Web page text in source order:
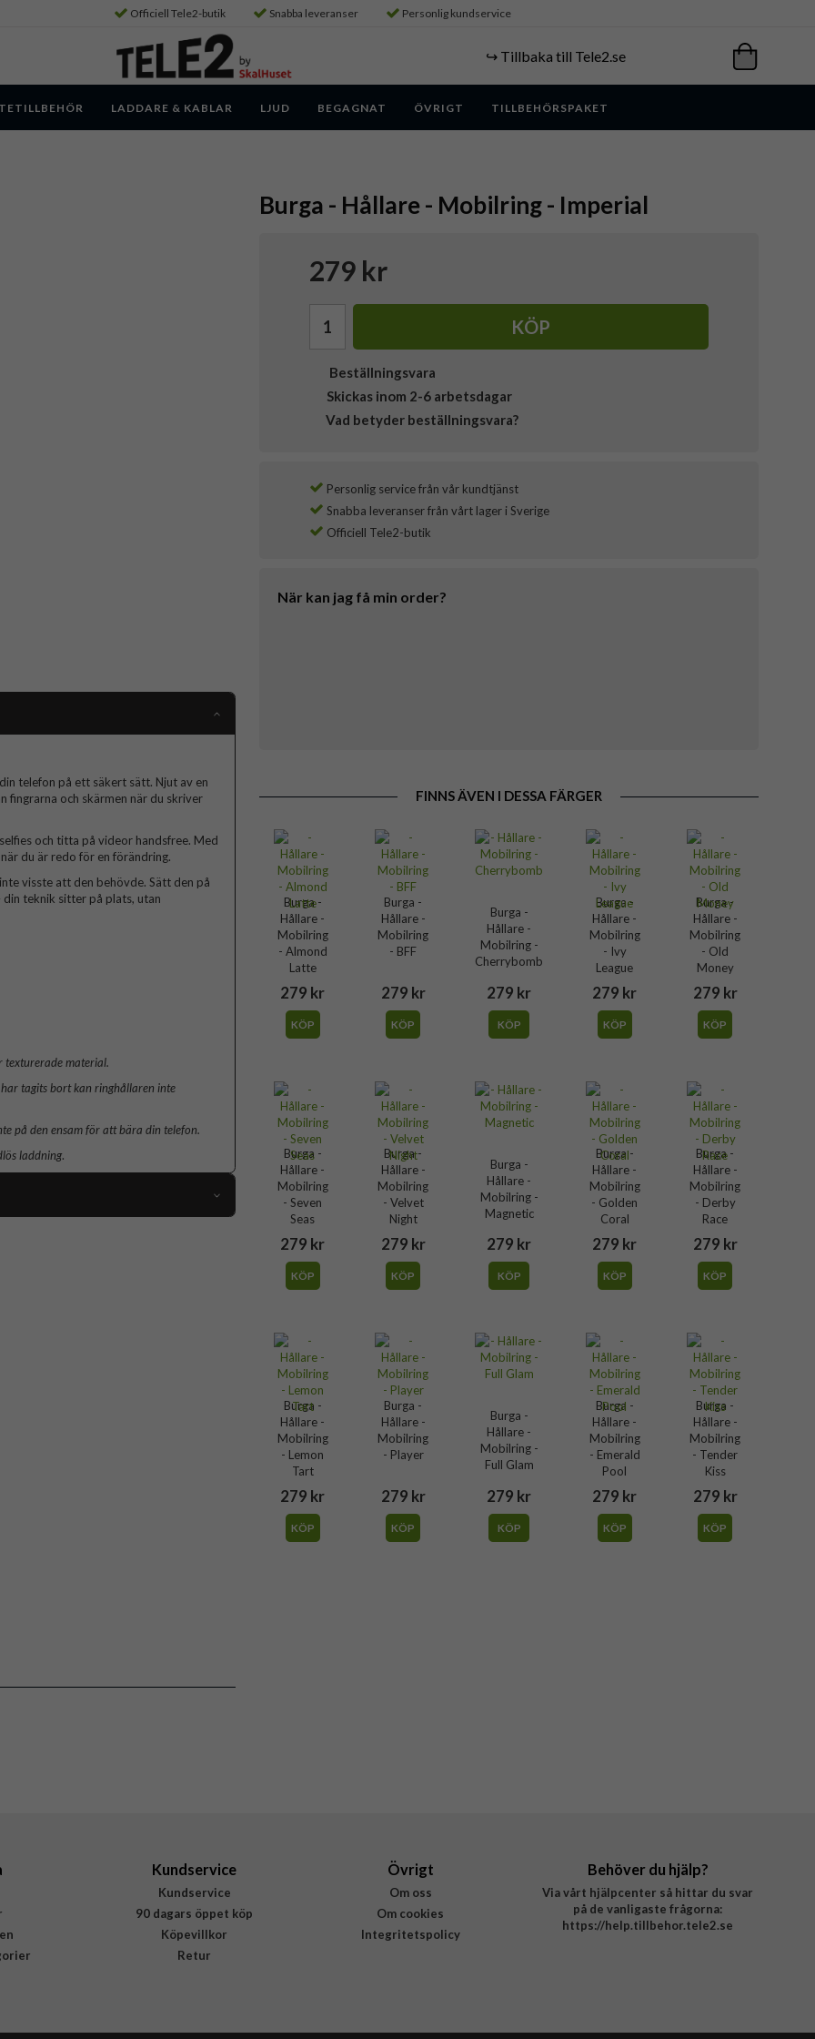
Officiell Tele2-butik Snabba leveranser Personlig kundservice
↪️ Tillbaka till Tele2.se
LADDARE & KABLAR LJUD BEGAGNAT ÖVRIGT TILLBEHÖRSPAKET
Burga - Hållare - Mobilring - Imperial
279 kr
KÖP
Beställningsvara
Skickas inom 2-6 arbetsdagar
Vad betyder beställningsvara?
Personlig service från vår kundtjänst
Snabba leveranser från vårt lager i Sverige
Officiell Tele2-butik
När kan jag få min order?
FINNS ÄVEN I DESSA FÄRGER
Burga -
Hållare -
Mobilring
- Almond
Latte
279 kr
KÖP
Burga -
Hållare -
Mobilring
- BFF
279 kr
KÖP
Burga -
Hållare -
Mobilring -
Cherrybomb
279 kr
KÖP
Burga -
Hållare -
Mobilring
- Ivy
League
279 kr
KÖP
Burga -
Hållare -
Mobilring
- Old
Money
279 kr
KÖP
Burga -
Hållare -
Mobilring
- Seven
Seas
279 kr
KÖP
Burga -
Hållare -
Mobilring
- Velvet
Night
279 kr
KÖP
Burga -
Hållare -
Mobilring -
Magnetic
279 kr
KÖP
Burga -
Hållare -
Mobilring
- Golden
Coral
279 kr
KÖP
Burga -
Hållare -
Mobilring
- Derby
Race
279 kr
KÖP
Burga -
Hållare -
Mobilring
- Lemon
Tart
279 kr
KÖP
Burga -
Hållare -
Mobilring
- Player
279 kr
KÖP
Burga -
Hållare -
Mobilring -
Full Glam
279 kr
KÖP
Burga -
Hållare -
Mobilring
- Emerald
Pool
279 kr
KÖP
Burga -
Hållare -
Mobilring
- Tender
Kiss
279 kr
KÖP
telefon på ett säkert sätt. Njut av en
fingrarna och skärmen när du skriver
och titta på videor handsfree. Med
du är redo för en förändring.
visste att den behövde. Sätt den på
teknik sitter på plats, utan
texturerade material.
tagits bort kan ringhållaren inte
på den ensam för att bära din telefon.
laddning.
Kundservice
Kundservice
90 dagars öppet köp
Köpevillkor
Retur
Övrigt
Om oss
Om cookies
Integritetspolicy
Behöver du hjälp?
Via vårt hjälpcenter så hittar du svar
på de vanligaste frågorna:
https://help.tillbehor.tele2.se